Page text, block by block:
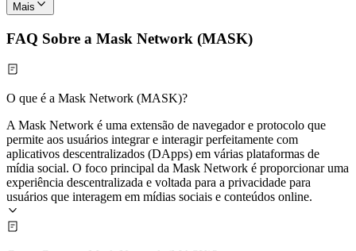
Mais
FAQ Sobre a Mask Network (MASK)
O que é a Mask Network (MASK)?
A Mask Network é uma extensão de navegador e protocolo que
permite aos usuários integrar e interagir perfeitamente com
aplicativos descentralizados (DApps) em várias plataformas de
mídia social. O foco principal da Mask Network é proporcionar uma
experiência descentralizada e voltada para a privacidade para
usuários que interagem em mídias sociais e conteúdos online.